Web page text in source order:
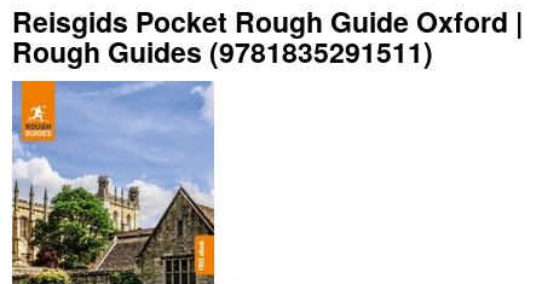
Reisgids Pocket Rough Guide Oxford |
Rough Guides (9781835291511)